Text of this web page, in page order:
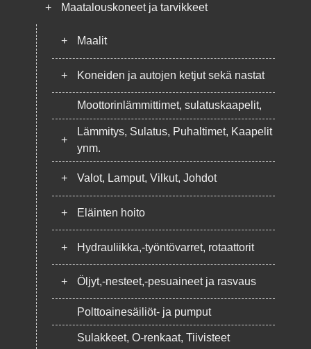
+ Maatalouskoneet ja tarvikkeet
+ Maalit
+ Koneiden ja autojen ketjut sekä nastat
Moottorinlämmittimet, sulatuskaapelit,
+
Lämmitys, Sulatus, Puhaltimet, Kaapelit
ynm.
+ Valot, Lamput, Vilkut, Johdot
+ Eläinten hoito
+ Hydrauliikka,-työntövarret, rotaattorit
+ Öljyt,-nesteet,-pesuaineet ja rasvaus
Polttoainesäiliöt- ja pumput
Sulakkeet, O-renkaat, Tiivisteet